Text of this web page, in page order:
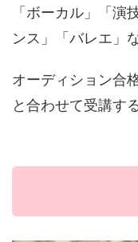
「ボーカル」「演
ンス」「バレエ」
オーディション合
と合わせて受講す